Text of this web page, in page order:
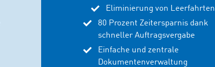
Eliminierung von Leerfahrten
80 Prozent Zeitersparnis dank
schneller Auftragsvergabe
Einfache und zentrale
Dokumentenverwaltung